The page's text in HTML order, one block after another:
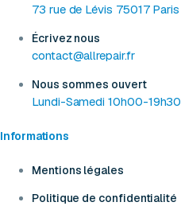
73 rue de Lévis 75017 Paris
Écrivez nous
contact@allrepair.fr
Nous sommes ouvert
Lundi-Samedi 10h00-19h30
Informations
Mentions légales
Politique de confidentialité